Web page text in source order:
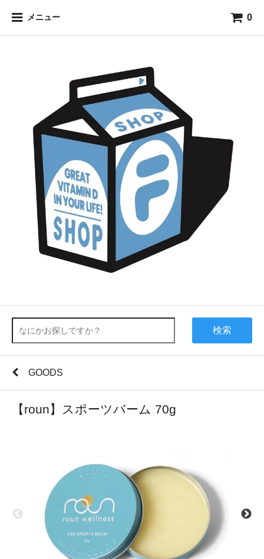
メニュー 0
検索
GOODS
【roun】スポーツバーム 70g